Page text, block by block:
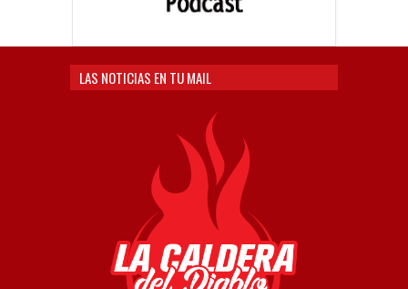
LAS NOTICIAS EN TU MAIL